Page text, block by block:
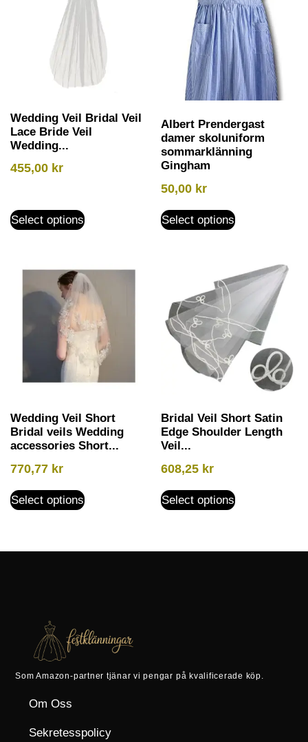
Wedding Veil Bridal Veil
Lace Bride Veil
Wedding...
455,00 kr
Select options
Albert Prendergast
damer skoluniform
sommarklänning
Gingham
50,00 kr
Select options
Wedding Veil Short
Bridal veils Wedding
accessories Short...
770,77 kr
Select options
Bridal Veil Short Satin
Edge Shoulder Length
Veil...
608,25 kr
Select options
Som Amazon-partner tjänar vi pengar på kvalificerade köp.
Om Oss
Sekretesspolicy